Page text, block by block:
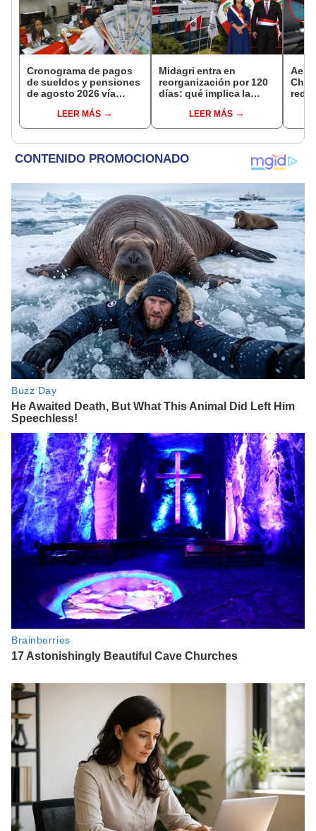
Cronograma de pagos
de sueldos y pensiones
de agosto 2026 vía
conoce las fechas de
depósito
LEER MÁS
Midagri entra en
reorganización por 120
días: qué implica la
podrían venir
LEER MÁS